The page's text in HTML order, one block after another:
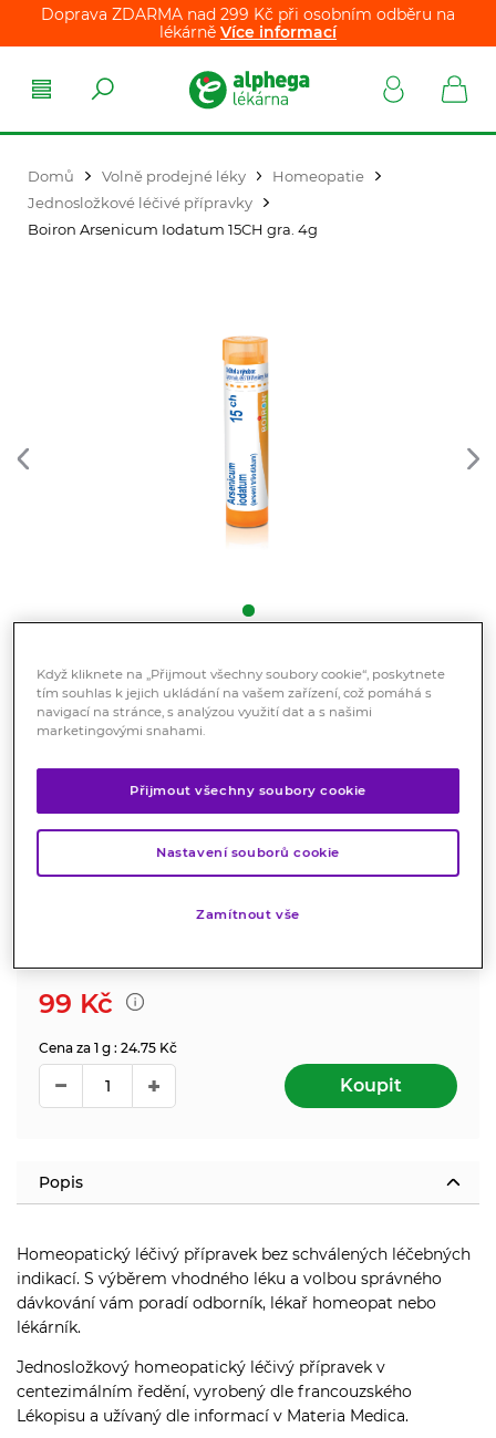
Doprava ZDARMA nad 299 Kč při osobním odběru na
lékárně Více informací
Domů Volně prodejné léky
Homeopatie
Jednosložkové léčivé přípravky
Boiron Arsenicum Iodatum 15CH gra. 4g
Boiron Arsenicum Iodatum
15CH gra. 4g
Homeopatický léčivý přípravek bez schválených
léčebných indikací.
99 Kč
Cena za 1 g : 24.75 Kč
Koupit
Popis
Homeopatický léčivý přípravek bez schválených léčebných
indikací. S výběrem vhodného léku a volbou správného
dávkování vám poradí odborník, lékař homeopat nebo
lékárník.
Jednosložkový homeopatický léčivý přípravek v
centezimálním ředění, vyrobený dle francouzského
Lékopisu a užívaný dle informací v Materia Medica.
Když kliknete na „Přijmout všechny soubory cookie“, poskytnete
tím souhlas k jejich ukládání na vašem zařízení, což pomáhá s
navigací na stránce, s analýzou využití dat a s našimi
marketingovými snahami.
Přijmout všechny soubory cookie
Nastavení souborů cookie
Zamítnout vše